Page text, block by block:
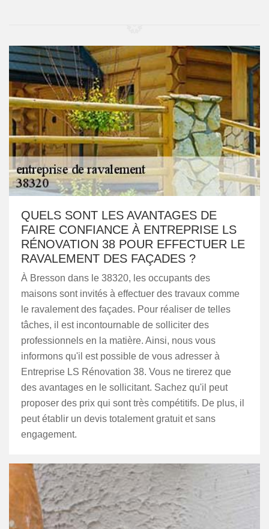
QUELS SONT LES AVANTAGES DE
FAIRE CONFIANCE À ENTREPRISE LS
RÉNOVATION 38 POUR EFFECTUER LE
RAVALEMENT DES FAÇADES ?
À Bresson dans le 38320, les occupants des
maisons sont invités à effectuer des travaux comme
le ravalement des façades. Pour réaliser de telles
tâches, il est incontournable de solliciter des
professionnels en la matière. Ainsi, nous vous
informons qu'il est possible de vous adresser à
Entreprise LS Rénovation 38. Vous ne tirerez que
des avantages en le sollicitant. Sachez qu'il peut
proposer des prix qui sont très compétitifs. De plus, il
peut établir un devis totalement gratuit et sans
engagement.